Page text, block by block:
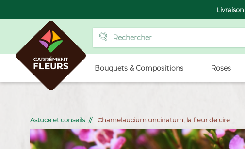
Livraison
Bouquets & Compositions Roses
Astuce et conseils Chamelaucium uncinatum, la fleur de cire